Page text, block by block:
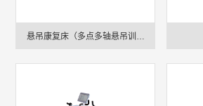
悬吊康复床（多点多轴悬吊训练